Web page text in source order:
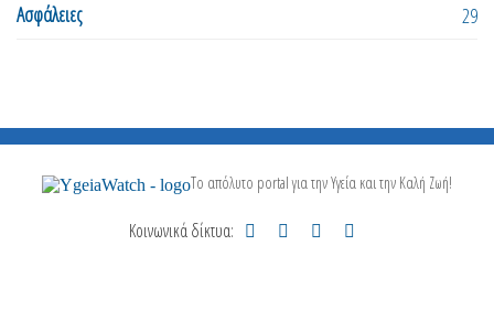
Ασφάλειες
29
Το απόλυτο portal για την Υγεία και την Καλή Ζωή!
Κοινωνικά δίκτυα: